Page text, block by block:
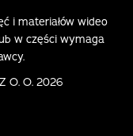
i materiałów wideo
w części wymaga
O. O. 2026